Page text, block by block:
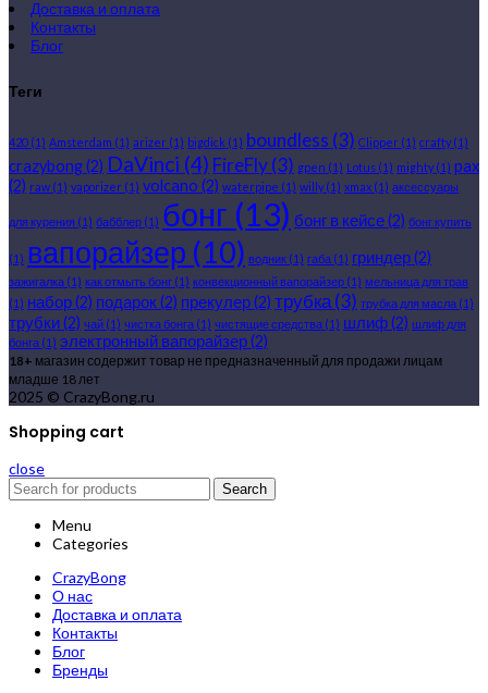
Доставка и оплата
Контакты
Блог
Теги
420 (1) Amsterdam (1) arizer (1) bigdick (1) boundless (3) Clipper (1) crafty(1)
crazybong(2) DaVinci (4) FireFly(3) gpen (1) Lotus (1) mighty(1) pax
(2) raw (1) vaporizer (1) volcano (2) waterpipe (1) willy(1) xmax (1) аксессуары
для курения (1) бабблер (1) бонг (13) бонг в кейсе(2) бонг купить
(1) вапорайзер (10) водник (1) габа (1) гриндер(2)
зажигалка (1) как отмыть бонг (1) конвекционный вапорайзер (1) мельница для трав
(1) набор(2) подарок(2) прекулер(2) трубка(3) трубка для масла (1)
трубки(2) чай (1) чистка бонга (1) чистящие средства (1) шлиф(2) шлиф для
бонга (1) электронный вапорайзер(2)
18+ магазин содержит товар не предназначенный для продажи лицам
младше 18 лет
2025 © CrazyBong.ru
Shopping cart
close
Search
Menu
Categories
CrazyBong
О нас
Доставка и оплата
Контакты
Блог
Бренды